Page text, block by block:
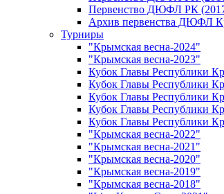
Первенство ДЮФЛ РК
Архив первенства ДЮФЛ
Турниры
"Крымская весна-2024"
"Крымская весна-2023"
Кубок Главы Республики
Кубок Главы Республики
Кубок Главы Республики
Кубок Главы Республики
Кубок Главы Республики
"Крымская весна-2022"
"Крымская весна-2021"
"Крымская весна-2020"
"Крымская весна-2019"
"Крымская весна-2018"